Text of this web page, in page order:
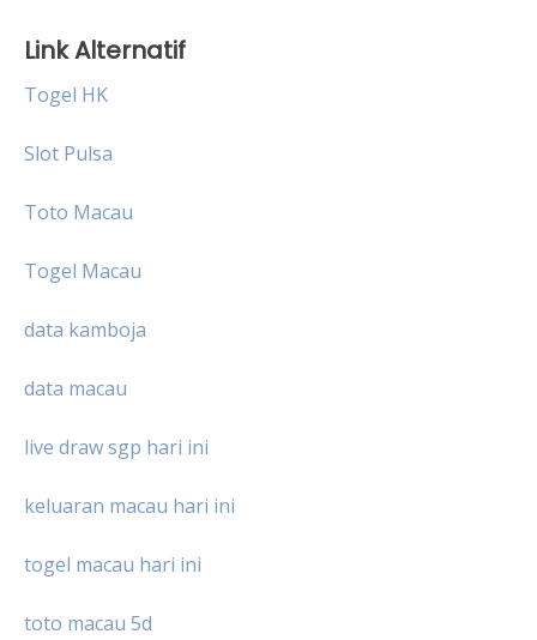
Link Alternatif
Togel HK
Slot Pulsa
Toto Macau
Togel Macau
data kamboja
data macau
live draw sgp hari ini
keluaran macau hari ini
togel macau hari ini
toto macau 5d